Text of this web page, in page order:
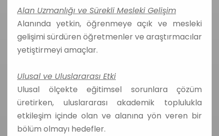
Alan Uzmanlığı ve Sürekli Mesleki Gelişim
Alanında yetkin, öğrenmeye açık ve mesleki
gelişimi sürdüren öğretmenler ve araştırmacılar
yetiştirmeyi amaçlar.
Ulusal ve Uluslararası Etki
Ulusal ölçekte eğitimsel sorunlara çözüm
üretirken, uluslararası akademik toplulukla
etkileşim içinde olan ve alanına yön veren bir
bölüm olmayı hedefler.